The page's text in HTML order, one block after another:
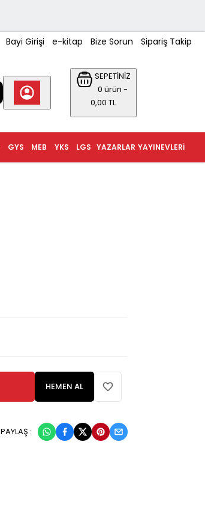
Bayi Girişi e-kitap Bize Sorun Sipariş Takip
SEPETİNİZ
0 ürün -
0,00 TL
YAYINEVLERI
YAZARLAR
LGS
YKS
MEB
GYS
HEMEN AL
PAYLAŞ :